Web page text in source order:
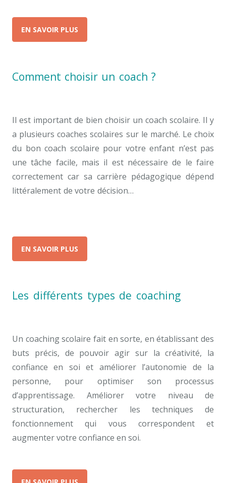
EN SAVOIR PLUS
Comment choisir un coach ?
Il est important de bien choisir un coach scolaire. Il y
a plusieurs coaches scolaires sur le marché. Le choix
du bon coach scolaire pour votre enfant n’est pas
une tâche facile, mais il est nécessaire de le faire
correctement car sa carrière pédagogique dépend
littéralement de votre décision…
EN SAVOIR PLUS
Les différents types de coaching
Un coaching scolaire fait en sorte, en établissant des
buts précis, de pouvoir agir sur la créativité, la
confiance en soi et améliorer l’autonomie de la
personne, pour optimiser son processus
d’apprentissage. Améliorer votre niveau de
structuration, rechercher les techniques de
fonctionnement qui vous correspondent et
augmenter votre confiance en soi.